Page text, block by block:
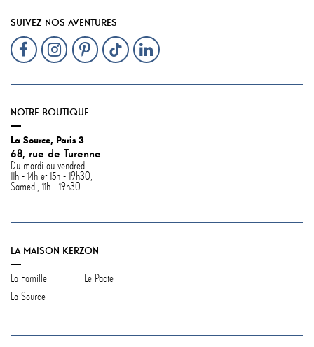
SUIVEZ NOS AVENTURES
NOTRE BOUTIQUE
La Source, Paris 3
68, rue de Turenne
Du mardi au vendredi
11h - 14h et 15h - 19h30,
Samedi, 11h - 19h30.
LA MAISON KERZON
La Famille
Le Pacte
La Source